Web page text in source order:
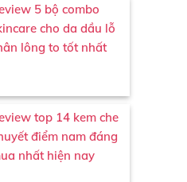
5 bộ combo
cho da dầu lỗ
lông to tốt nhất
top 14 kem che
điểm nam đáng
nhất hiện nay